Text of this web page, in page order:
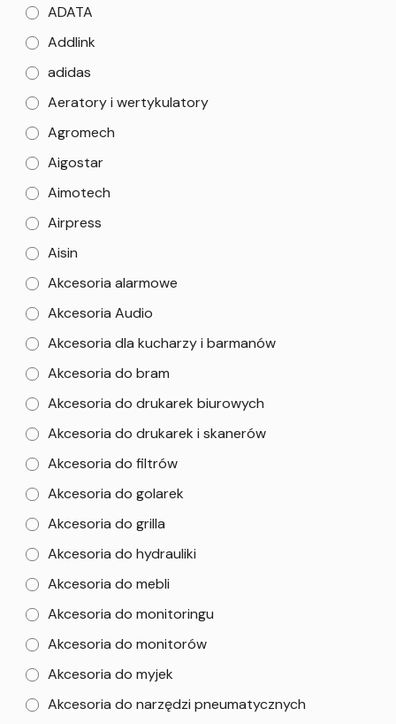
ADATA
Addlink
adidas
Aeratory i wertykulatory
Agromech
Aigostar
Aimotech
Airpress
Aisin
Akcesoria alarmowe
Akcesoria Audio
Akcesoria dla kucharzy i barmanów
Akcesoria do bram
Akcesoria do drukarek biurowych
Akcesoria do drukarek i skanerów
Akcesoria do filtrów
Akcesoria do golarek
Akcesoria do grilla
Akcesoria do hydrauliki
Akcesoria do mebli
Akcesoria do monitoringu
Akcesoria do monitorów
Akcesoria do myjek
Akcesoria do narzędzi pneumatycznych